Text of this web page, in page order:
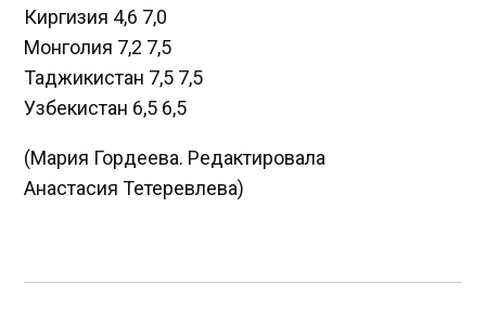
Киргизия 4,6 7,0
Монголия 7,2 7,5
Таджикистан 7,5 7,5
Узбекистан 6,5 6,5
(Мария Гордеева. Редактировала
Анастасия Тетеревлева)